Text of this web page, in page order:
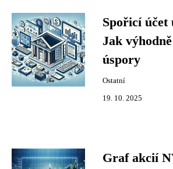
Spořicí účet
Jak
úspory
Ostatní
19. 10. 2025
Graf akcií